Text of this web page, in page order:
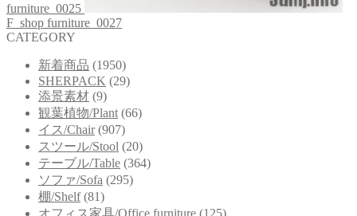
furniture_0025
F_shop furniture_0027
CATEGORY
新着商品 (1950)
SHERPACK (29)
添景素材 (9)
観葉植物/Plant (66)
イス/Chair (907)
スツール/Stool (20)
テーブル/Table (364)
ソファ/Sofa (295)
棚/Shelf (81)
オフィス家具/Office furniture (125)